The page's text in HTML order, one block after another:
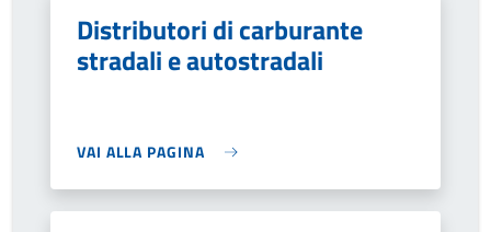
Distributori di carburante
stradali e autostradali
VAI ALLA PAGINA